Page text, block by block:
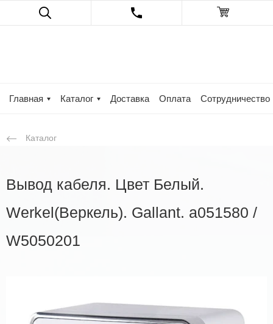
Главная Каталог Доставка Оплата Сотрудничество
Каталог
Вывод кабеля. Цвет Белый.
Werkel(Веркель). Gallant. a051580 /
W5050201